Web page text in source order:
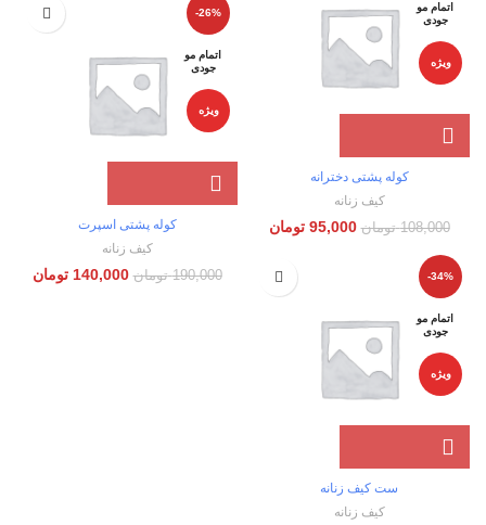
اتمام مو
جودی
ویژه
کوله پشتی دخترانه
کیف زنانه
108,000 تومان 95,000 تومان
-26%
اتمام مو
جودی
ویژه
کوله پشتی اسپرت
کیف زنانه
190,000 تومان 140,000 تومان -34%
اتمام مو
جودی
ویژه
ست کیف زنانه
کیف زنانه